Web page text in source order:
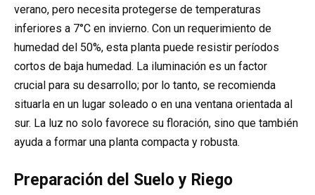
verano, pero necesita protegerse de temperaturas
inferiores a 7°C en invierno. Con un requerimiento de
humedad del 50%, esta planta puede resistir períodos
cortos de baja humedad. La iluminación es un factor
crucial para su desarrollo; por lo tanto, se recomienda
situarla en un lugar soleado o en una ventana orientada al
sur. La luz no solo favorece su floración, sino que también
ayuda a formar una planta compacta y robusta.
Preparación del Suelo y Riego